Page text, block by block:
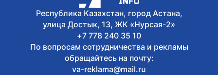
Сингапура с Днем независимости
Республика Казахстан, город Астана,
улица Достык, 13, ЖК «Нурсая-2»
+7 778 240 35 10
По вопросам сотрудничества и рекламы
обращайтесь на почту:
va-reklama@mail.ru